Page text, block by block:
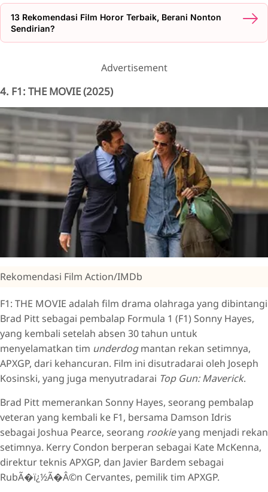
13 Rekomendasi Film Horor Terbaik, Berani Nonton
Sendirian?
Advertisement
4. F1: THE MOVIE (2025)
Rekomendasi Film Action/IMDb
F1: THE MOVIE adalah film drama olahraga yang dibintangi
Brad Pitt sebagai pembalap Formula 1 (F1) Sonny Hayes,
yang kembali setelah absen 30 tahun untuk
menyelamatkan tim underdogmantan rekan setimnya,
APXGP, dari kehancuran. Film ini disutradarai oleh Joseph
Kosinski, yang juga menyutradarai Top Gun: Maverick.
Brad Pitt memerankan Sonny Hayes, seorang pembalap
veteran yang kembali ke F1, bersama Damson Idris
sebagai Joshua Pearce, seorang rookieyang menjadi rekan
setimnya. Kerry Condon berperan sebagai Kate McKenna,
direktur teknis APXGP, dan Javier Bardem sebagai
RubÃ�ï¿½Ã�Â©n Cervantes, pemilik tim APXGP.